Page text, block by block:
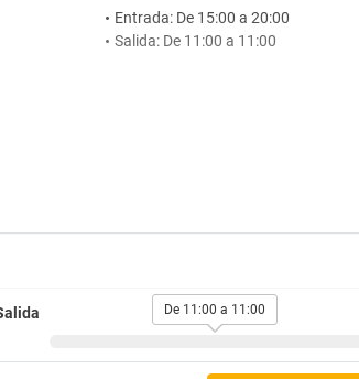
Entrada: De 15:00 a 20:00
Salida: De 11:00 a 11:00
De 11:00 a 11:00